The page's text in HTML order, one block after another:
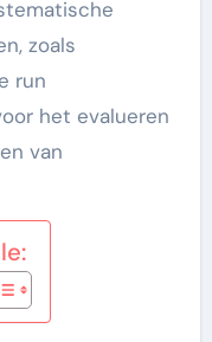
zoals
run
het evalueren
van